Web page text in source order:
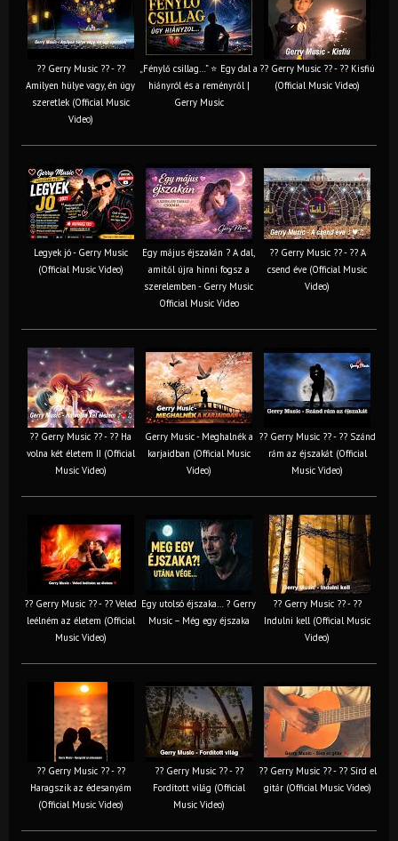
?? Gerry Music ?? - ??
Amilyen hülye vagy, én úgy
szeretlek (Official Music
Video)
„Fénylő csillag…” ⭐ Egy dal a
hiányról és a reményről |
Gerry Music
?? Gerry Music ?? - ?? Kisfiú
(Official Music Video)
Legyek jó - Gerry Music
(Official Music Video)
Egy május éjszakán ? A dal,
amitől újra hinni fogsz a
szerelemben - Gerry Music
Official Music Video
?? Gerry Music ?? - ?? A
csend éve (Official Music
Video)
?? Gerry Music ?? - ?? Ha
volna két életem II (Official
Music Video)
Gerry Music - Meghalnék a
karjaidban (Official Music
Video)
?? Gerry Music ?? - ?? Szánd
rám az éjszakát (Official
Music Video)
?? Gerry Music ?? - ?? Veled
leélném az életem (Official
Music Video)
Egy utolsó éjszaka… ? Gerry
Music – Még egy éjszaka
?? Gerry Music ?? - ??
Indulni kell (Official Music
Video)
?? Gerry Music ?? - ??
Haragszik az édesanyám
(Official Music Video)
?? Gerry Music ?? - ??
Fordított világ (Official
Music Video)
?? Gerry Music ?? - ?? Sírd el
gitár (Official Music Video)